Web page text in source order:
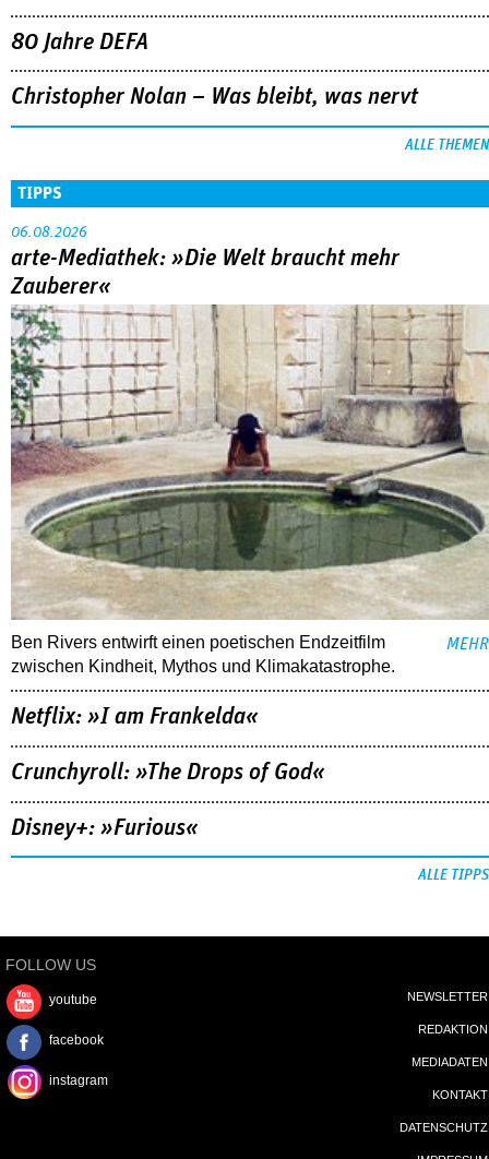
80 Jahre DEFA
Christopher Nolan – Was bleibt, was nervt
ALLE THEMEN
TIPPS
06.08.2026
arte-Mediathek: »Die Welt braucht mehr
Zauberer«
Ben Rivers entwirft einen poetischen Endzeitfilm
zwischen Kindheit, Mythos und Klimakatastrophe.
MEHR
Netflix: »I am Frankelda«
Crunchyroll: »The Drops of God«
Disney+: »Furious«
ALLE TIPPS
FOLLOW US
youtube
facebook
instagram
NEWSLETTER
REDAKTION
MEDIADATEN
KONTAKT
DATENSCHUTZ